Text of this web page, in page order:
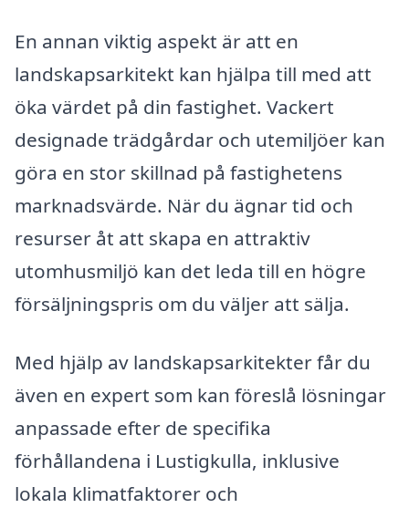
En annan viktig aspekt är att en
landskapsarkitekt kan hjälpa till med att
öka värdet på din fastighet. Vackert
designade trädgårdar och utemiljöer kan
göra en stor skillnad på fastighetens
marknadsvärde. När du ägnar tid och
resurser åt att skapa en attraktiv
utomhusmiljö kan det leda till en högre
försäljningspris om du väljer att sälja.
Med hjälp av landskapsarkitekter får du
även en expert som kan föreslå lösningar
anpassade efter de specifika
förhållandena i Lustigkulla, inklusive
lokala klimatfaktorer och